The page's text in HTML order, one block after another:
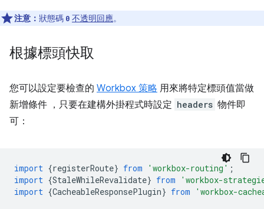
注意： 狀態碼 0 不透明回應。
根據標頭快取
您可以設定要檢查的 Workbox 策略 用來將特定標頭值當做
新增條件 ，只要在建構外掛程式時設定 headers 物件即
可：
import {registerRoute} from 'workbox-routing' ;
import {StaleWhileRevalidate} from
'workbox-
import {CacheableResponsePlugin} from 'workbox-